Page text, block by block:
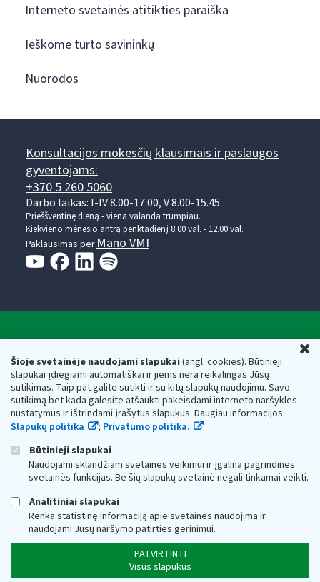
Šioje svetainėje naudojami slapukai(angl. cookies). Būtinieji
slapukai įdiegiami automatiškai ir jiems nėra reikalingas Jūsų
sutikimas. Taip pat galite sutikti ir su kitų slapukų naudojimu. Savo
sutikimą bet kada galėsite atšaukti pakeisdami interneto naršyklės
nustatymus ir ištrindami įrašytus slapukus. Daugiau informacijos
Slapukų politika
; Privatumo politika.
Būtinieji slapukai
Naudojami sklandžiam svetainės veikimui ir įgalina pagrindines
svetainės funkcijas. Be šių slapukų svetainė negali tinkamai veikti.
Analitiniai slapukai
Renka statistinę informaciją apie svetainės naudojimą ir
naudojami Jūsų naršymo patirties gerinimui.
PATVIRTINTI
Visus slapukus
Interneto svetainės atitikties paraiška
Ieškome turto savininkų
Nuorodos
Konsultacijos mokesčių klausimais ir paslaugos
gyventojams:
+370 5 260 5060
Darbo laikas: I-IV 8.00-17.00, V 8.00-15.45.
Prieššventinę dieną - viena valanda trumpiau.
Kiekvieno mėnesio antrą penktadienį 8.00 val. - 12.00 val.
Paklausimas per Mano VMI
Respublikos finansų ministerijos
Biudžetinė įstaiga. Juridinio asmens kodas — 188659752,
adresas: Vasario 16-osios g. 14, 01107 Vilnius, Lietuva, el.paštas:
vmi@vmi.lt, E. pristatymo dėžutės adresas 188659752
Duomenys apie Valstybinę mokesčių inspekciją prie Lietuvos
Respublikos finansų ministerijos kaupiami ir saugomi Juridinių